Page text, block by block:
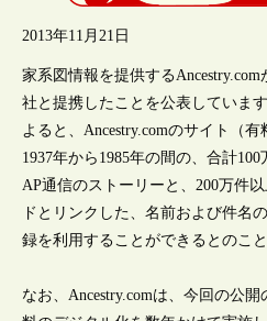
2013年11月21日
家系図情報を提供するAncestry.com
社と提携したことを公表していま
よると、Ancestry.comのサイト（有
1937年から1985年の間の、合計100
AP通信のストーリーと、200万件
ドとリンクした、名前および件名
録を利用することができるとのこと
なお、Ancestry.comは、今回の公開